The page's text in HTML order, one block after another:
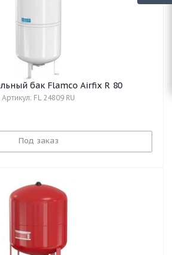
бак Flamco Airfix R 80
Артикул: FL 24809 RU
Под заказ